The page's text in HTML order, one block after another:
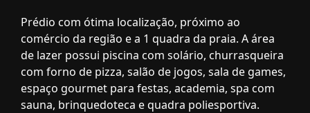
Prédio com ótima localização, próximo ao
comércio da região e a 1 quadra da praia. A área
de lazer possui piscina com solário, churrasqueira
com forno de pizza, salão de jogos, sala de games,
espaço gourmet para festas, academia, spa com
sauna, brinquedoteca e quadra poliesportiva.